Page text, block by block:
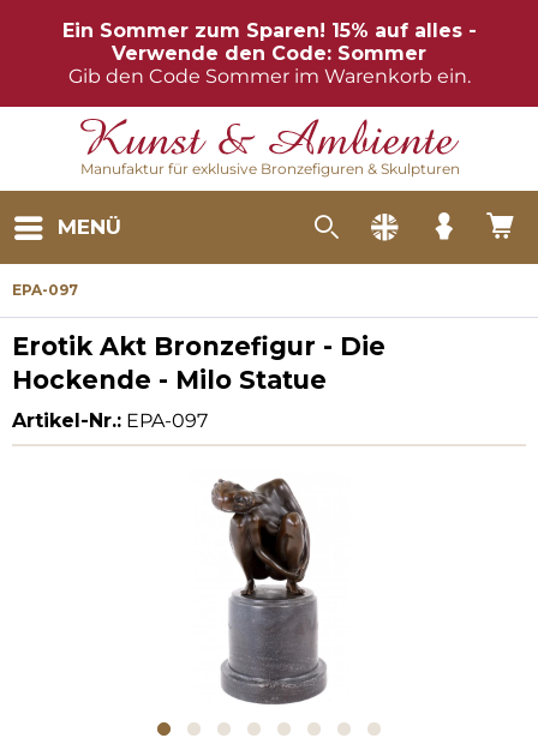
Ein Sommer zum Sparen! 15% auf alles -
Verwende den Code: Sommer
Gib den Code Sommer im Warenkorb ein.
Manufaktur für exklusive Bronzefiguren & Skulpturen
MENÜ
EPA-097
Erotik Akt Bronzefigur - Die
Hockende - Milo Statue
Artikel-Nr.: EPA-097